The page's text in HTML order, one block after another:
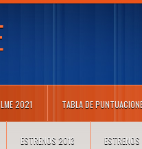
2021 TABLA DE
ESTRENOS 2013